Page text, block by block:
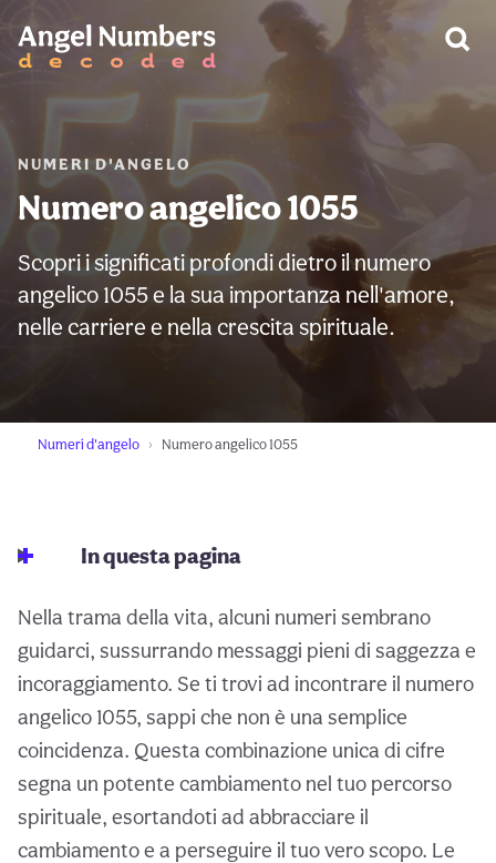
NUMERI D'ANGELO
Numero angelico 1055
Scopri i significati profondi dietro il numero
angelico 1055 e la sua importanza nell'amore,
nelle carriere e nella crescita spirituale.
Numeri d'angelo Numero angelico 1055
In questa pagina
Nella trama della vita, alcuni numeri sembrano
guidarci, sussurrando messaggi pieni di saggezza e
incoraggiamento. Se ti trovi ad incontrare il numero
angelico 1055, sappi che non è una semplice
coincidenza. Questa combinazione unica di cifre
segna un potente cambiamento nel tuo percorso
spirituale, esortandoti ad abbracciare il
cambiamento e a perseguire il tuo vero scopo. Le
AVVERTIMENTO: